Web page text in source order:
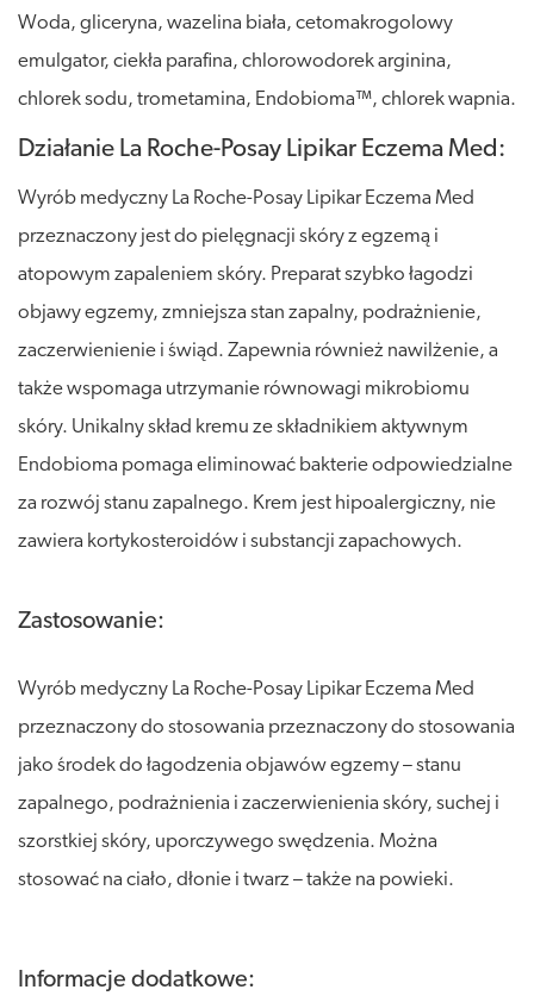
Woda, gliceryna, wazelina biała, cetomakrogolowy
emulgator, ciekła parafina, chlorowodorek arginina,
chlorek sodu, trometamina, Endobioma™, chlorek wapnia.
Działanie La Roche-Posay Lipikar Eczema Med:
Wyrób medyczny La Roche-Posay Lipikar Eczema Med
przeznaczony jest do pielęgnacji skóry z egzemą i
atopowym zapaleniem skóry. Preparat szybko łagodzi
objawy egzemy, zmniejsza stan zapalny, podrażnienie,
zaczerwienienie i świąd. Zapewnia również nawilżenie, a
także wspomaga utrzymanie równowagi mikrobiomu
skóry. Unikalny skład kremu ze składnikiem aktywnym
Endobioma pomaga eliminować bakterie odpowiedzialne
za rozwój stanu zapalnego. Krem jest hipoalergiczny, nie
zawiera kortykosteroidów i substancji zapachowych.
Zastosowanie:
Wyrób medyczny La Roche-Posay Lipikar Eczema Med
przeznaczony do stosowania przeznaczony do stosowania
jako środek do łagodzenia objawów egzemy – stanu
zapalnego, podrażnienia i zaczerwienienia skóry, suchej i
szorstkiej skóry, uporczywego swędzenia. Można
stosować na ciało, dłonie i twarz – także na powieki.
Informacje dodatkowe: